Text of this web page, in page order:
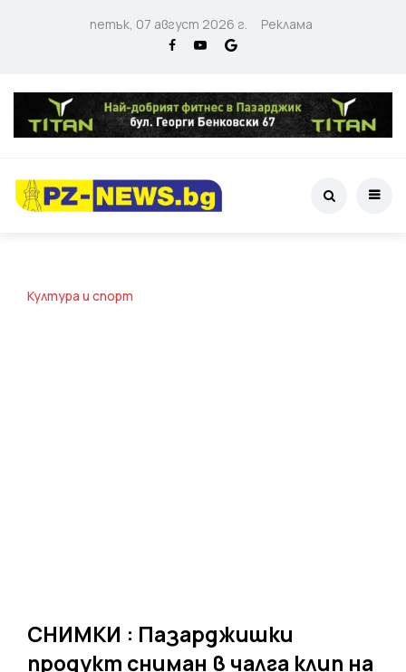
петък, 07 август 2026 г. Реклама
Култура и спорт
СНИМКИ : Пазарджишки
продукт сниман в чалга клип на